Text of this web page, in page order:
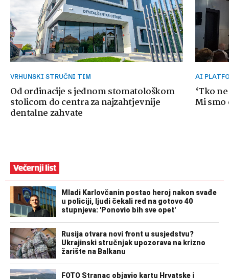
VRHUNSKI STRUČNI TIM
Od ordinacije s jednom stomatološkom
stolicom do centra za najzahtjevnije
dentalne zahvate
AI
‘Tko
Mi